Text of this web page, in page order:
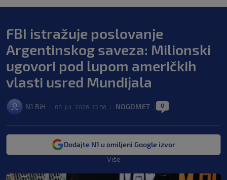
FBI istražuje poslovanje
Argentinskog saveza: Milionski
ugovori pod lupom američkih
vlasti usred Mundijala
N1 BiH 08. jul. 2026. 13:56 NOGOMET 0
Dodajte N1 u omiljeni Google izvor
Više